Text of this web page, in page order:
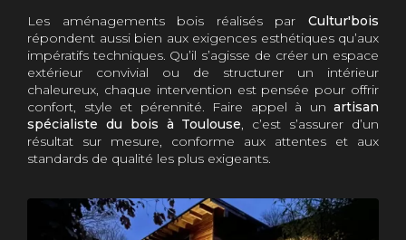
Les aménagements bois réalisés par Cultur'bois
répondent aussi bien aux exigences esthétiques qu’aux
impératifs techniques. Qu’il s’agisse de créer un espace
extérieur convivial ou de structurer un intérieur
chaleureux, chaque intervention est pensée pour offrir
confort, style et pérennité. Faire appel à un artisan
spécialiste du bois à Toulouse, c’est s’assurer d’un
résultat sur mesure, conforme aux attentes et aux
standards de qualité les plus exigeants.